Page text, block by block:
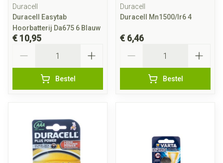
Duracell
Duracell Easytab
Hoorbatterij Da675 6 Blauw
€ 10,95
Bestel
Duracell
Duracell Mn1500/lr6 4
€ 6,46
Bestel